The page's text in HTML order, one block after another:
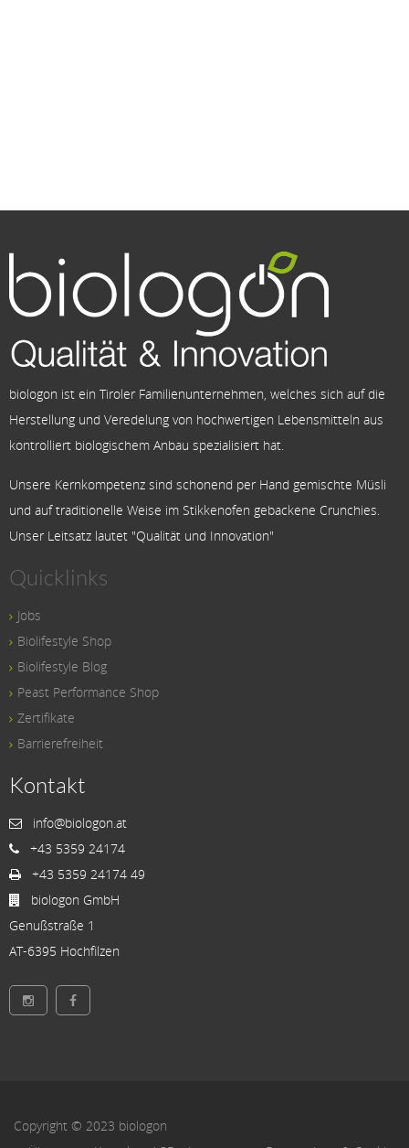
biologon ist ein Tiroler Familienunternehmen, welches sich auf die
Herstellung und Veredelung von hochwertigen Lebensmitteln aus
kontrolliert biologischem Anbau spezialisiert hat.
Unsere Kernkompetenz sind schonend per Hand gemischte Müsli
und auf traditionelle Weise im Stikkenofen gebackene Crunchies.
Unser Leitsatz lautet "Qualität und Innovation"
Quicklinks
Jobs
Biolifestyle Shop
Biolifestyle Blog
Peast Performance Shop
Zertifikate
Barrierefreiheit
Kontakt
info@biologon.at
+43 5359 24174
+43 5359 24174 49
biologon GmbH
Genußstraße 1
AT-6395 Hochfilzen
Copyright © 2023 biologon